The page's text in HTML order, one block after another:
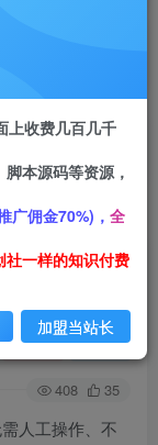
程无需人工
关注 私信
408 35
人工操作、不
上收费几百几千
本源码等资源，
广佣金70%)， 全
社一样的知识付费
加盟当站长